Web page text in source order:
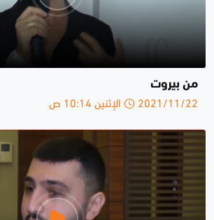
من بيروت
2021/11/22 الإثنين 10:14 ص